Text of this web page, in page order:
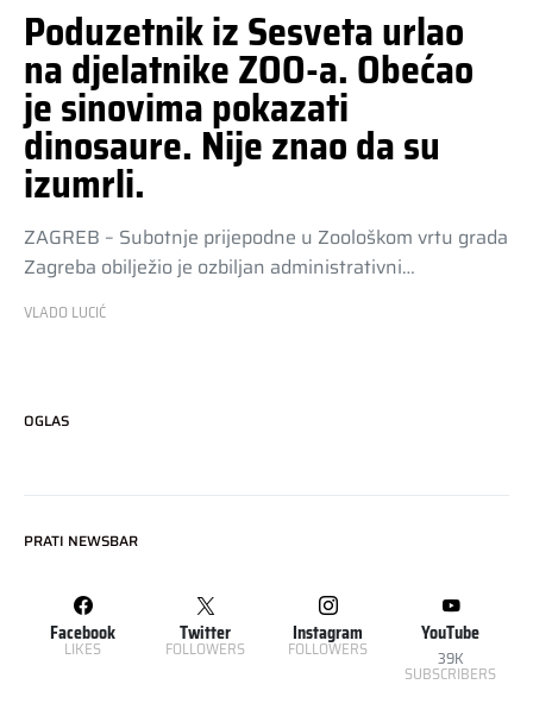
Poduzetnik iz Sesveta urlao
na djelatnike ZOO-a. Obećao
je sinovima pokazati
dinosaure. Nije znao da su
izumrli.
ZAGREB – Subotnje prijepodne u Zoološkom vrtu grada
Zagreba obilježio je ozbiljan administrativni…
VLADO LUCIĆ
OGLAS
PRATI NEWSBAR
Facebook
LIKES
Twitter
FOLLOWERS
Instagram
FOLLOWERS
YouTube
39K
SUBSCRIBERS